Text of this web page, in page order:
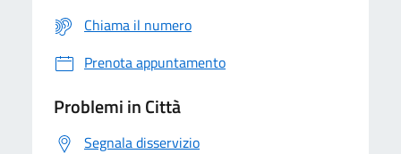
Chiama il numero
Prenota appuntamento
Problemi in Città
Segnala disservizio